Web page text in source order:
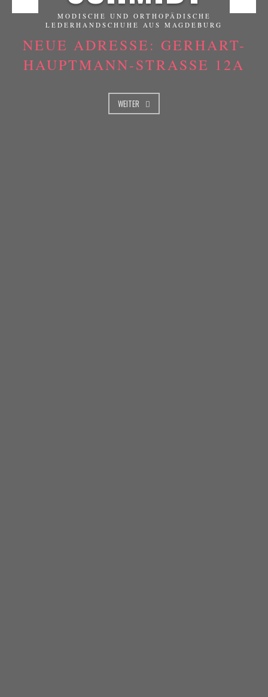
MODISCHE UND ORTHOPÄDISCHE
LEDERHANDSCHUHE AUS MAGDEBURG
NEUE ADRESSE: GERHART-
HAUPTMANN-STRASSE 12A
WEITER